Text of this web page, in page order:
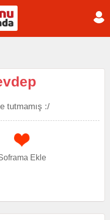
tutmamış :/
Ekle